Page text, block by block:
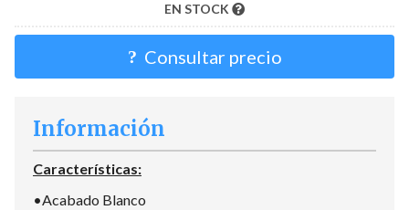
EN STOCK
Consultar precio
Información
Características:
•Acabado Blanco